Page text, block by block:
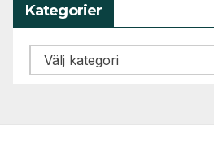
Kategorier
Kategorier